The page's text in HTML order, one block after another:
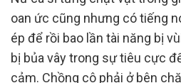
oan ức cũng nhưng có tiếng
ép để rồi bao lần tài năng bị
bị bủa vây trong sự tiêu cực
cảm. Chồng cô phải ở bên